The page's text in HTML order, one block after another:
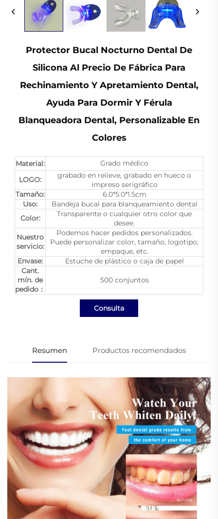
Protector Bucal Nocturno Dental De
Silicona Al Precio De Fábrica Para
Rechinamiento Y Apretamiento Dental,
Ayuda Para Dormir Y Férula
Blanqueadora Dental, Personalizable En
Colores
Material:
Grado médico
LOGO:
grabado en relieve, grabado en hueco o
impreso serigráfico
Tamaño:
6.0*5.0*1.5cm
Uso:
Bandeja bucal para blanqueamiento dental
Color:
Transparente o cualquier otro color que
desee.
Nuestro
servicio:
Podemos hacer pedidos personalizados.
Puede personalizar color, tamaño, logotipo,
empaque, etc.
Envase:
Estuche de plástico o caja de papel
Cant.
mín. de
pedido：
500 conjuntos
Consulta
Resumen Productos recomendados